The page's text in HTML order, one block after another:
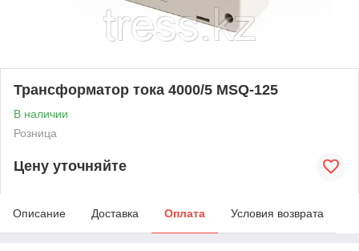
Трансформатор тока 4000/5 MSQ-125
В наличии
Розница
Цену уточняйте
Описание Доставка Оплата Условия возврата